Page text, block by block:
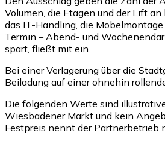
Volumen, die Etagen und der Lift an
das IT-Handling, die
Termin – Abend- und
spart, fließt mit ein.
Bei einer Verlagerung über die
Beiladung auf einer ohnehin
Die folgenden Werte sind
Wiesbadener Markt und kein
Festpreis nennt der Partnerbetrieb